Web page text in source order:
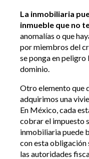
La inmobiliaria
inmueble que no
anomalías o que
por miembros del
se ponga en
dominio.
Otro elemento que
adquirimos una
En México, cada
cobrar el impuesto
inmobiliaria puede
con esta obligación
las autoridades